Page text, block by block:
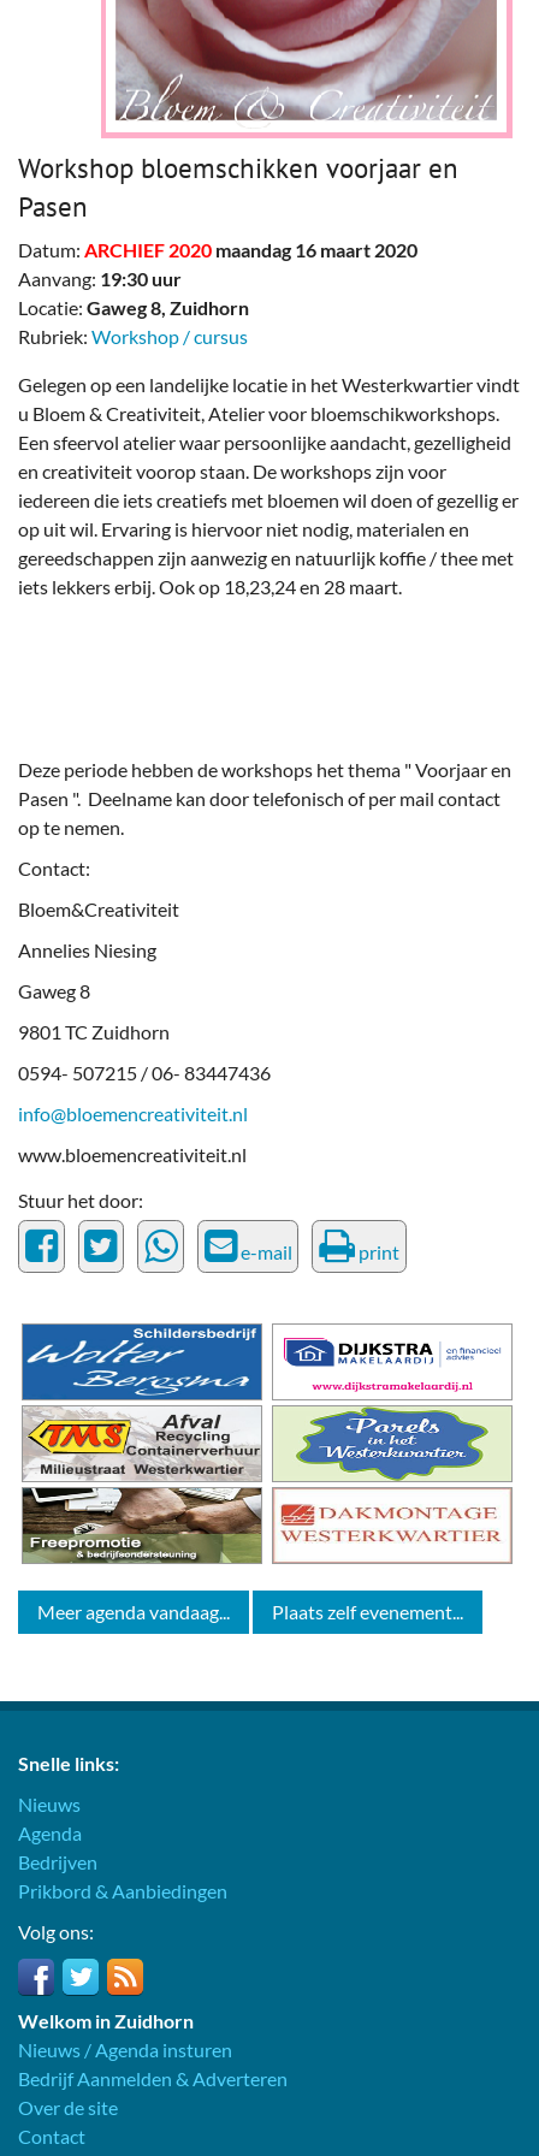
Workshop bloemschikken voorjaar en
Pasen
Datum: ARCHIEF 2020 maandag 16 maart 2020
Aanvang: 19:30 uur
Locatie: Gaweg 8, Zuidhorn
Rubriek: Workshop / cursus
Gelegen op een landelijke locatie in het Westerkwartier vindt
u Bloem & Creativiteit, Atelier voor bloemschikworkshops.
Een sfeervol atelier waar persoonlijke aandacht, gezelligheid
en creativiteit voorop staan. De workshops zijn voor
iedereen die iets creatiefs met bloemen wil doen of gezellig er
op uit wil. Ervaring is hiervoor niet nodig, materialen en
gereedschappen zijn aanwezig en natuurlijk koffie / thee met
iets lekkers erbij. Ook op 18,23,24 en 28 maart.
Deze periode hebben de workshops het thema " Voorjaar en
Pasen ". Deelname kan door telefonisch of per mail contact
op te nemen.
Contact:
Bloem&Creativiteit
Annelies Niesing
Gaweg 8
9801 TC Zuidhorn
0594- 507215 / 06- 83447436
info@bloemencreativiteit.nl
www.bloemencreativiteit.nl
Stuur het door:
e-mail print
Meer agenda vandaag... Plaats zelf evenement...
Snelle links:
Nieuws
Agenda
Bedrijven
Prikbord & Aanbiedingen
Volg ons:
Welkom in Zuidhorn
Nieuws / Agenda insturen
Bedrijf Aanmelden & Adverteren
Over de site
Contact